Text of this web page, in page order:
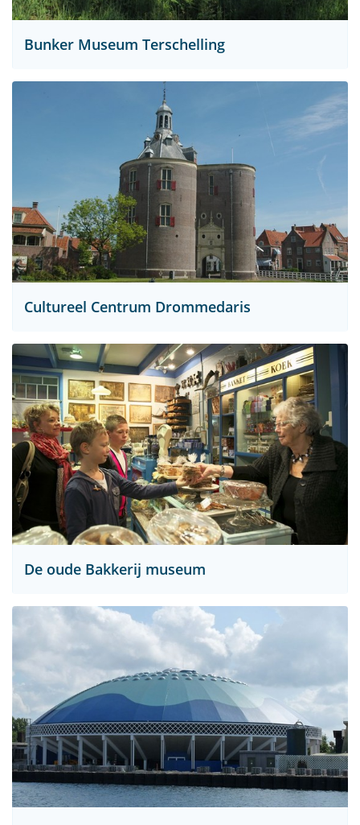
Bunker Museum Terschelling
Cultureel Centrum Drommedaris
De oude Bakkerij museum